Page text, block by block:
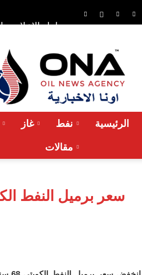
حلول الإعلان
ONA™
NEWS
/
أونا
الاخبارية
الرئيسية نفط غاز
مقالات